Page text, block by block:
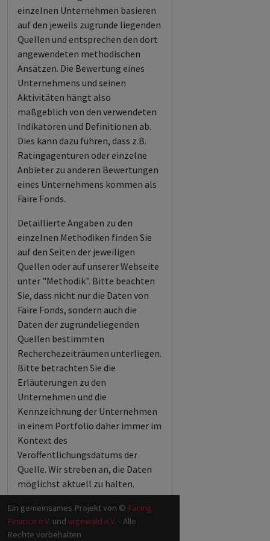
einzelnen Unternehmen basieren
auf den jeweils zugrunde liegenden
Quellen und entsprechen den dort
angewendeten methodischen
Ansätzen. Die Bewertung eines
Unternehmens und seinen
Aktivitäten hängt also
maßgeblich von den verwendeten
Indikatoren und Definitionen ab.
Dies kann dazu führen, dass z.B.
Ratingagenturen oder einzelne
Anbieter zu anderen Bewertungen
eines Unternehmens kommen als
Faire Fonds.
Detaillierte Angaben zu den
einzelnen Methodiken finden Sie
auf den Seiten der jeweiligen
Quellen oder auf unserer Webseite
unter "Methodik". Bitte beachten
Sie, dass nicht nur die Daten von
Faire Fonds, sondern auch die
Daten der zugrundeliegenden
Quellen bestimmten
Recherchezeiträumen unterliegen.
Bitte betrachten Sie die
Erläuterungen zu den
Unternehmen und die
Kennzeichnung der Unternehmen
in einem Portfolio daher immer im
Kontext des
Veröffentlichungsdatums der
Quelle. Wir streben an, die Daten
möglichst aktuell zu halten.
Ein gemeinsames Projekt von © Facing
Finance e.V. und urgewald e.V. - Alle
Rechte vorbehalten